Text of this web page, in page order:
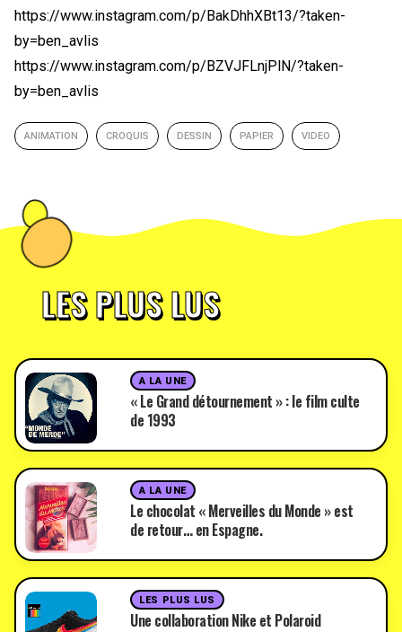
https://www.instagram.com/p/BakDhhXBt13/?taken-
by=ben_avlis
https://www.instagram.com/p/BZVJFLnjPlN/?taken-
by=ben_avlis
ANIMATION CROQUIS DESSIN PAPIER VIDEO
LES PLUS LUS
A LA UNE
« Le Grand détournement » : le film culte
de 1993
A LA UNE
Le chocolat « Merveilles du Monde » est
de retour… en Espagne.
LES PLUS LUS
Une collaboration Nike et Polaroid